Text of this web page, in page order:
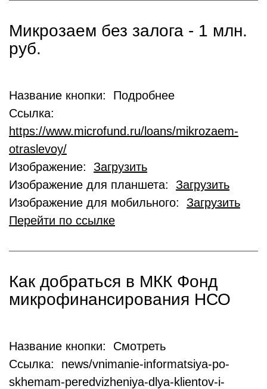
Микрозаем без залога - 1 млн.
руб.
Название кнопки: Подробнее
Ссылка:
https://www.microfund.ru/loans/mikrozaem-
otraslevoy/
Изображение: Загрузить
Изображение для планшета: Загрузить
Изображение для мобильного: Загрузить
Перейти по ссылке
Как добраться в МКК Фонд
микрофинансирования НСО
Название кнопки: Смотреть
Ссылка: news/vnimanie-informatsiya-po-
skhemam-peredvizheniya-dlya-klientov-i-